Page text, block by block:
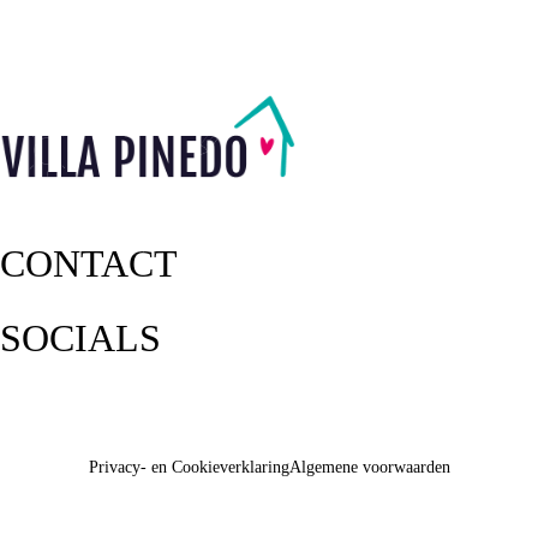
CONTACT
SOCIALS
Privacy- en CookieverklaringAlgemene voorwaarden